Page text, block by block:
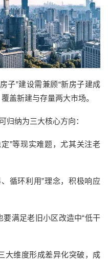
子”建设需兼顾“新房子建成
盖新建与存量两大市场。
归纳为三大核心方向：
”等现实难题，尤其关注老
循环利用”理念，积极响应
满足老旧小区改造中“低干
大维度形成差异化突破，成